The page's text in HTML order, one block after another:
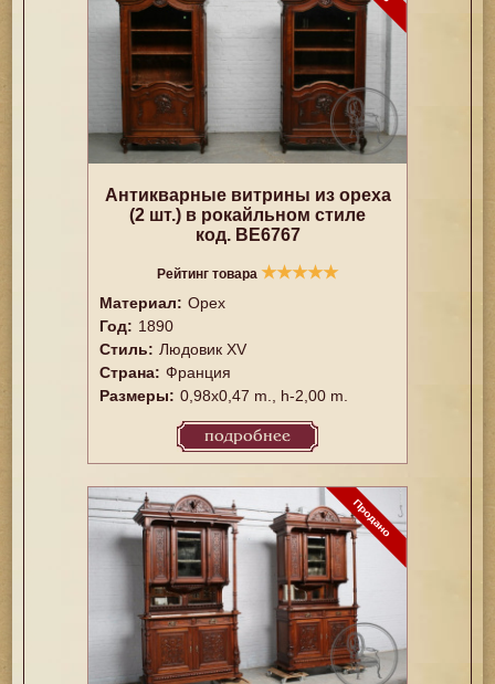
Антикварные витрины из ореха
(2 шт.) в рокайльном стиле
код. BE6767
Рейтинг товара ★★★★★
Материал: Орех
Год: 1890
Стиль: Людовик XV
Страна: Франция
Размеры: 0,98x0,47 m., h-2,00 m.
подробнее